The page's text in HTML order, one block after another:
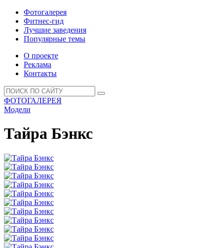
Фотогалерея
Фитнес-гид
Лучшие заведения
Популярные темы
О проекте
Реклама
Контакты
ФОТОГАЛЕРЕЯ
Модели
Тайра Бэнкс